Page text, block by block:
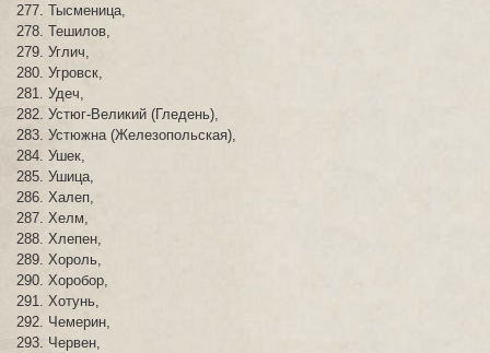
Тысменица,
Тешилов,
Углич,
Угровск,
Удеч,
Устюг-Великий (Гледень),
Устюжна (Железопольская),
Ушек,
Ушица,
Халеп,
Хелм,
Хлепен,
Хороль,
Хоробор,
Хотунь,
Чемерин,
Червен,